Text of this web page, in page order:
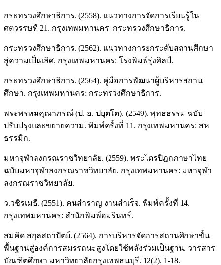
กระทรวงศึกษาธิการ. (2558). แนวทางการจัดการเรียนรู้ใน
ศตวรรษที่ 21. กรุงเทพมหานคร: กระทรวงศึกษาธิการ.
กระทรวงศึกษาธิการ. (2562). แนวทางการยกระดับสถานศึกษา
สู่ความเป็นเลิศ. กรุงเทพมหานคร: โรงพิมพ์รุ่งศิลป์.
กระทรวงศึกษาธิการ. (2564). คู่มือการพัฒนาผู้บริหารสถาน
ศึกษา. กรุงเทพมหานคร: กระทรวงศึกษาธิการ.
พระพรหมคุณาภรณ์ (ป. อ. ปยุตโต). (2549). พุทธธรรม ฉบับ
ปรับปรุงและขยายความ. พิมพ์ครั้งที่ 11. กรุงเทพมหานคร: สห
ธรรมิก.
มหาจุฬาลงกรณราชวิทยาลัย. (2559). พระไตรปิฎกภาษาไทย
ฉบับมหาจุฬาลงกรณราชวิทยาลัย. กรุงเทพมหานคร: มหาจุฬา
ลงกรณราชวิทยาลัย.
ว.วชิรเมธี. (2551). คนสำราญ งานสำเร็จ. พิมพ์ครั้งที่ 14.
กรุงเทพมหานคร: สำนักพิมพ์อมรินทร์.
สมคิด สกุลสถาปัตย์. (2564). การบริหารจัดการสถานศึกษาขั้น
พื้นฐานสู่องค์การสมรรถนะสูงโดยใช้พลังร่วมเป็นฐาน. วารสาร
บัณฑิตศึกษา มหาวิทยาลัยกรุงเทพธนบุรี. 12(2). 1-18.